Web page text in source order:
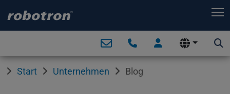
Start Unternehmen Blog